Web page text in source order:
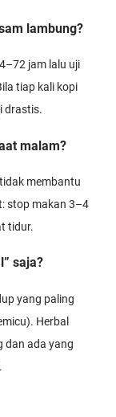
lambung?
jam lalu uji
tiap kali kopi
drastis.
malam?
membantu
stop makan 3–4
tidur.
saja?
yang paling
Herbal
dan ada yang